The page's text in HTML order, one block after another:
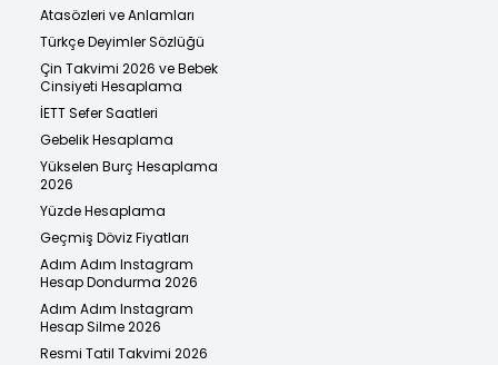
Atasözleri ve Anlamları
Türkçe Deyimler Sözlüğü
Çin Takvimi 2026 ve Bebek
Cinsiyeti Hesaplama
İETT Sefer Saatleri
Gebelik Hesaplama
Yükselen Burç Hesaplama
2026
Yüzde Hesaplama
Geçmiş Döviz Fiyatları
Adım Adım Instagram
Hesap Dondurma 2026
Adım Adım Instagram
Hesap Silme 2026
Resmi Tatil Takvimi 2026